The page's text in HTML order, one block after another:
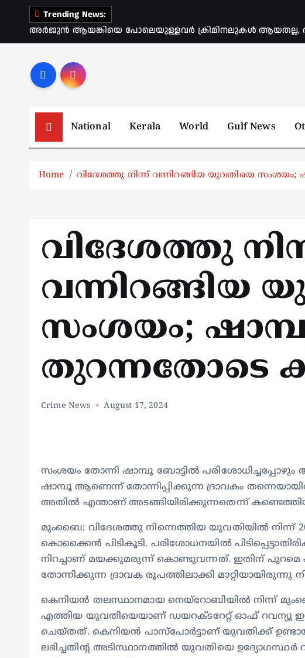
Trending News:
അർജുൻ ആയങ്കിയെ പോലെയുള്ളവർ ക്രിമിനലുകൾ ആയതല്ല,
National Kerala World Gulf News
Home വിദേശത്തു നിന്ന് വന്നിറങ്ങിയ യുവതിയെ
വിദേശത്തു
വന്നിറങ്ങിയ
സംശയം;
തുറന്നതോടെ
Crime News August 17, 2024
സംശയം തോന്നി ഷാമ്പൂ ബോട്ടിൽ പരിശോധിച്ചപ്പോഴും
ഷാമ്പൂ ആണെന്ന് തോന്നിപ്പിക്കുന്ന ദ്രാവകം
അതിൽ എന്താണ് അടങ്ങിയിരിക്കുന്നതെന്ന്
മുംബൈ: വിദേശത്തു നിന്നെത്തിയ യുവതിയിൽ നിന്ന്
കൊക്കൈൻ പിടികൂടി. പരിശോധനയിൽ
നിറച്ചാണ് മയക്കുമരുന്ന് കൊണ്ടുവന്നത്. ഇതിന്
തോന്നിക്കുന്ന ദ്രാവക രൂപത്തിലാക്കി
കെനിയൻ തലസ്ഥാനമായ നെയ്റോബിയിൽ നിന്ന്
എത്തിയ യുവതിയെയാണ് ഡയറക്ടറേറ്റ് ഓഫ് റവന്യൂ
ചെയ്തത്. കെനിയൻ പാസ്പോർട്ടാണ് യുവതിക്ക്
ലഭിച്ചതിന്റ അടിസ്ഥാനത്തിൽ യുവതിയെ